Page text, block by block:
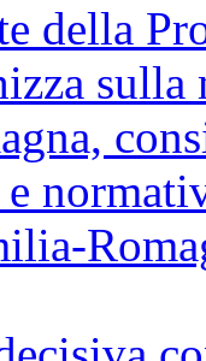
della
sulla